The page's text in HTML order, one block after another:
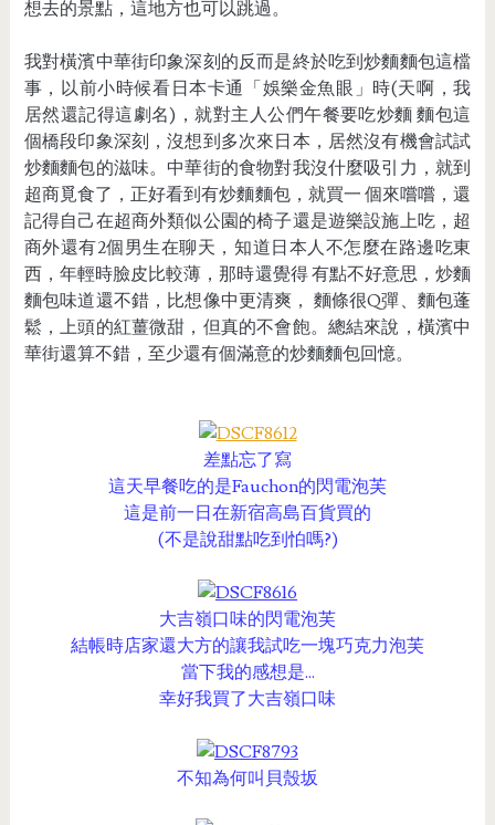
想去的景點，這地方也可以跳過。
我對橫濱中華街印象深刻的反而是終於吃到炒麵麵包這檔
事，以前小時候看日本卡通「娛樂金魚眼」時(天啊，我
居然還記得這劇名)，就對主人公們午餐要吃炒麵 麵包這
個橋段印象深刻，沒想到多次來日本，居然沒有機會試試
炒麵麵包的滋味。中華街的食物對我沒什麼吸引力，就到
超商覓食了，正好看到有炒麵麵包，就買一 個來嚐嚐，還
記得自己在超商外類似公園的椅子還是遊樂設施上吃，超
商外還有2個男生在聊天，知道日本人不怎麼在路邊吃東
西，年輕時臉皮比較薄，那時還覺得 有點不好意思，炒麵
麵包味道還不錯，比想像中更清爽， 麵條很Q彈、麵包蓬
鬆，上頭的紅薑微甜，但真的不會飽。總結來說，橫濱中
華街還算不錯，至少還有個滿意的炒麵麵包回憶。
差點忘了寫
這天早餐吃的是Fauchon的閃電泡芙
這是前一日在新宿高島百貨買的
(不是說甜點吃到怕嗎?)
大吉嶺口味的閃電泡芙
結帳時店家還大方的讓我試吃一塊巧克力泡芙
當下我的感想是...
幸好我買了大吉嶺口味
不知為何叫貝殼坂